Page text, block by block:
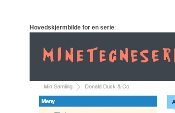
Hovedskjermbilde for en serie: